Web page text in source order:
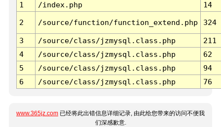
1
/index.php 14
2 /source/function/function_extend.php 324
3 /source/class/jzmysql.class.php
211
4
/source/class/jzmysql.class.php
62
5
/source/class/jzmysql.class.php
94
6
/source/class/jzmysql.class.php 76
www.365jz.com 已经将此出错信息详细记录, 由此给您带来的访问不便我
们深感歉意.